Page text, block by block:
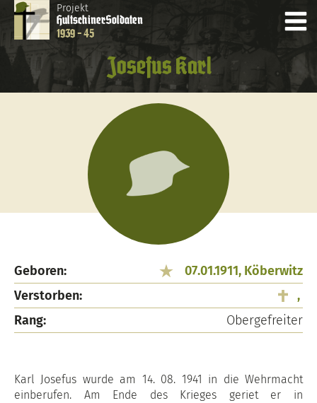
Projekt
HultschinerSoldaten
1939 - 45
Josefus Karl
Geboren:
07.01.1911, Köberwitz
Verstorben:
,
Rang:
Obergefreiter
Karl Josefus wurde am 14. 08. 1941 in die Wehrmacht
einberufen. Am Ende des Krieges geriet er in